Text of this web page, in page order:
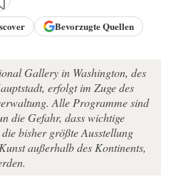
Bevorzugte Quellen
Gallery in Washington, des
erfolgt im Zuge des
Alle Programme sind
die Gefahr, dass wichtige
bisher größte Ausstellung
außerhalb des Kontinents,